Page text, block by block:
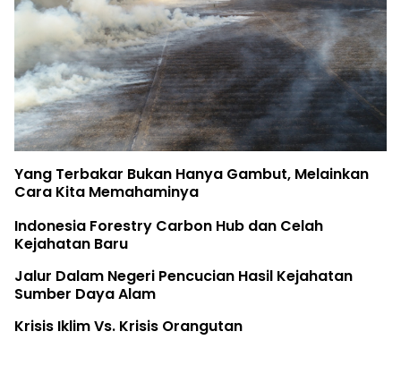
Yang Terbakar Bukan Hanya Gambut, Melainkan
Cara Kita Memahaminya
Indonesia Forestry Carbon Hub dan Celah
Kejahatan Baru
Jalur Dalam Negeri Pencucian Hasil Kejahatan
Sumber Daya Alam
Krisis Iklim Vs. Krisis Orangutan